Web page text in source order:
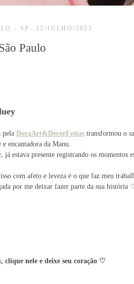
- SP 22/JULHO/2025
Paulo
pela DoraArt&DecorFestas transformou o
encantadora da Manu.
estava presente registrando os momentos
com afeto e leveza é o que faz meu
por me deixar fazer parte da sua história
clique nele e deixe seu coração ♡